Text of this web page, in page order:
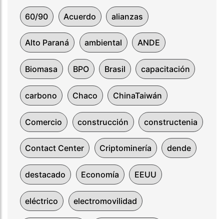
60/90 Acuerdo alianzas
Alto Paraná ambiental ANDE
Biomasa BPO Brasil capacitación
carbono Chaco ChinaTaiwán
Comercio construcción constructenia
Contact Center Criptominería dende
destacado Economía EEUU
eléctrico electromovilidad